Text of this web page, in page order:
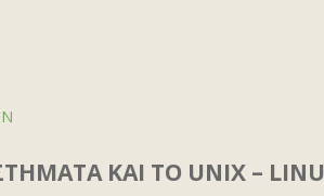
ΚΑΙ ΤΟ UNIX –